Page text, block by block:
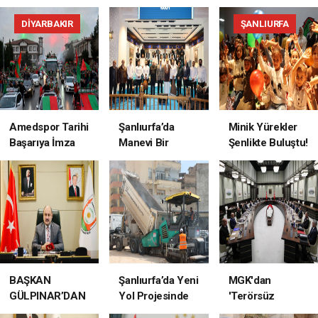
DIYARBAKIR
Amedspor Tarihi
Başarıya İmza
Attı! 3-3’lük
Berabere ile
Süper Lig’e
Yükseldi
Şanlıurfa’da
Manevi Bir
Şölen: Mevlevi
Mukabelesi
Yoğun İlgi Gördü
ŞANLIURFA
Minik Yürekler
Şenlikte Buluştu!
Şanlıurfa’da
Yetim ve Öksüz
Çocuklar
Unutulmaz Bir
Gün Yaşadı
BAŞKAN
GÜLPINAR’DAN
ANADOLU
Şanlıurfa’da Yeni
Yol Projesinde
Asfalt Serimi
MGK'dan
'Terörsüz
Türkiye' vurgusu